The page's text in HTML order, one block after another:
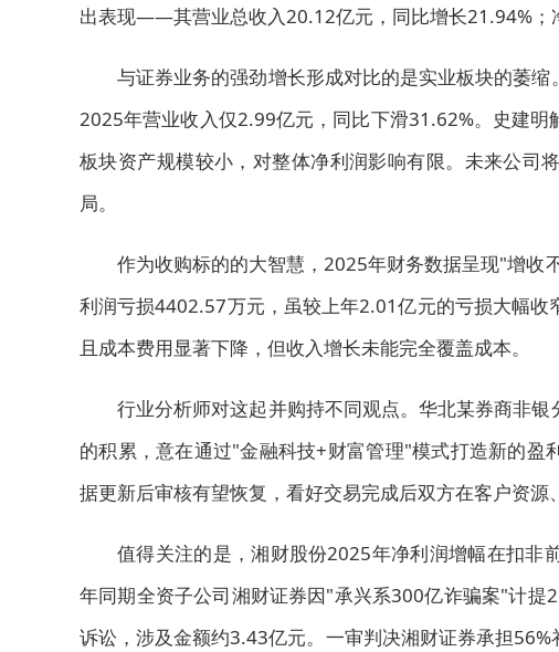
出表现——其营业总收入20.12亿元，同比增长21.94%；
与证券业务的强劲增长形成对比的是实业板块的萎
2025年营业收入仅2.99亿元，同比下滑31.62%。史建
板块资产规模较小，对整体净利润影响有限。未来公司
局。
作为收购标的的大智慧，2025年财务数据呈现"增
利润亏损4402.57万元，虽较上年2.01亿元的亏损大幅
且成本费用显著下降，但收入增长未能完全覆盖成本。
行业分析师对这起并购持不同观点。华北某券商非
的积累，意在通过"金融科技+财富管理"模式打造新的
据更新后审核有望恢复，看好交易完成后双方在客户资源
值得关注的是，湘财股份2025年净利润增幅在扣非
年同期全资子公司湘财证券因"承兴系300亿诈骗案"计
诉讼，涉及金额约3.43亿元。一审判决湘财证券承担